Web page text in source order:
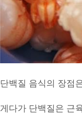
단백질 음식의 장점
게다가 단백질은 근